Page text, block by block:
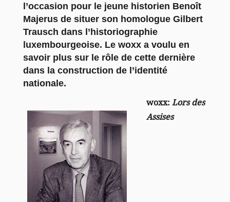
l’occasion pour le jeune historien Benoît
Majerus de situer son homologue Gilbert
Trausch dans l’historiographie
luxembourgeoise. Le woxx a voulu en
savoir plus sur le rôle de cette dernière
dans la construction de l’identité
nationale.
woxx: Lors des
Assises